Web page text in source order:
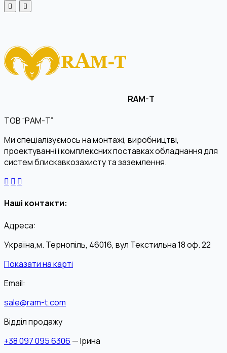
RAM-T
ТОВ “РАМ-Т”
Ми спеціалізуємось на монтажі, виробництві,
проектуванні і комплексних поставках обладнання для
систем блискавкозахисту та заземлення.
Наші контакти:
Адреса:
Україна,м. Тернопіль, 46016, вул Текстильна 18 оф. 22
Показати на карті
Email:
sale@ram-t.com
Відділ продажу
+38 097 095 6306 — Ірина